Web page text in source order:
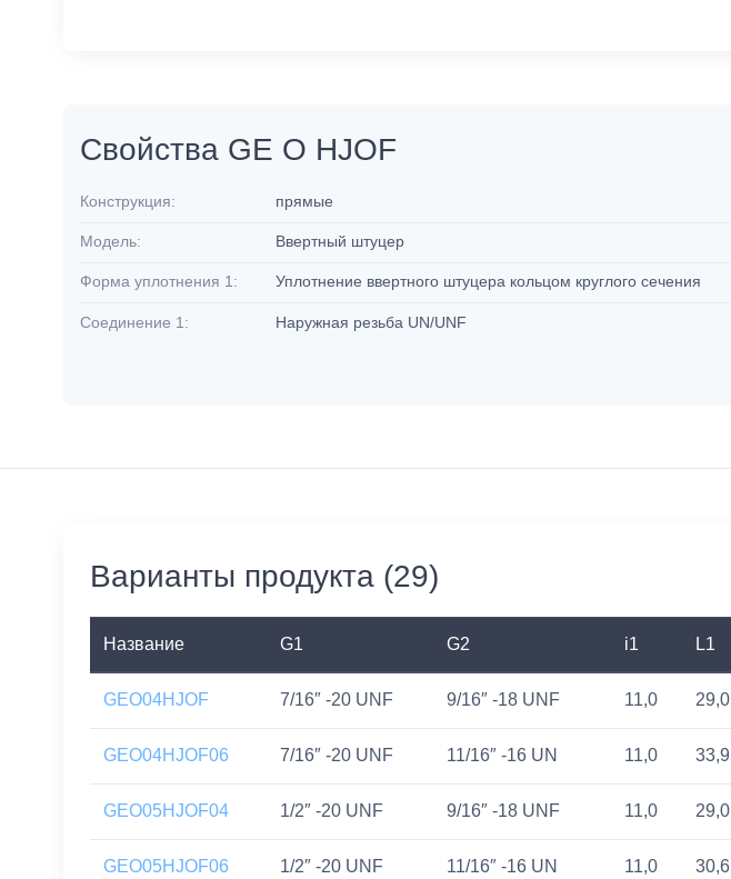
Свойства GE O HJOF
Конструкция: прямые
Модель: Ввертный штуцер
Форма уплотнения 1: Уплотнение ввертного штуцера кольцом круглого сечения
Соединение 1: Наружная резьба UN/UNF
Варианты продукта (29)
Название G1 G2 i1 L1
GEO04HJOF 7/16″ -20 UNF 9/16″ -18 UNF 11,0 29,0
GEO04HJOF06 7/16″ -20 UNF 11/16″ -16 UN 11,0 33,9
GEO05HJOF04 1/2″ -20 UNF 9/16″ -18 UNF 11,0 29,0
GEO05HJOF06 1/2″ -20 UNF 11/16″ -16 UN 11,0 30,6